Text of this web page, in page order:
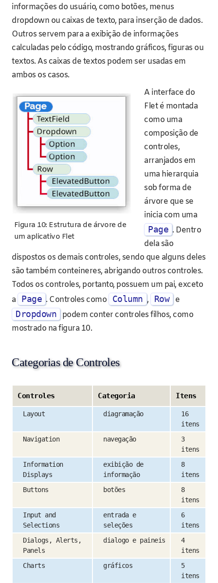
informações do usuário, como botões, menus
dropdown ou caixas de texto, para inserção de dados.
Outros servem para a exibição de informações
calculadas pelo código, mostrando gráficos, figuras ou
textos. As caixas de textos podem ser usadas em
ambos os casos.
Figura 10: Estrutura de árvore de
um aplicativo Flet
A interface do
Flet é montada
como uma
composição de
controles,
arranjados em
uma hierarquia
sob forma de
árvore que se
inicia com uma
Page . Dentro
dela são
dispostos os demais controles, sendo que alguns deles
são também conteineres, abrigando outros controles.
Todos os controles, portanto, possuem um pai, exceto
a
Page . Controles como Column , Row e
Dropdown
podem conter controles filhos, como
mostrado na figura 10.
Categorias de Controles
Controles Categoria Itens
Layout diagramação
16
itens
Navigation
navegação
3
itens
Information
Displays
exibição de
informação
8
itens
Buttons
botões
8
itens
Input and
Selections
entrada e
seleções
6
itens
Dialogs, Alerts,
Panels
dialogo e paineis
4
itens
Charts
gráficos
5
itens